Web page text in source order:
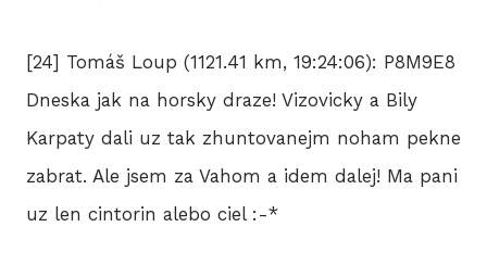
[24] Tomáš Loup (1121.41 km, 19:24:06): P8M9E8
Dneska jak na horsky draze! Vizovicky a Bily
Karpaty dali uz tak zhuntovanejm noham pekne
zabrat. Ale jsem za Vahom a idem dalej! Ma pani
uz len cintorin alebo ciel :-*